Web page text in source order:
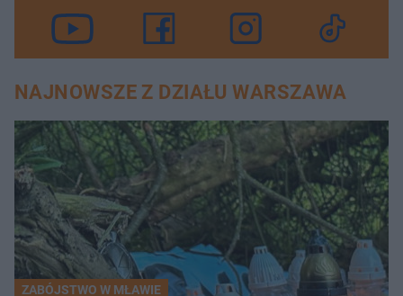
NAJNOWSZE Z DZIAŁU WARSZAWA
ZABÓJSTWO W MŁAWIE